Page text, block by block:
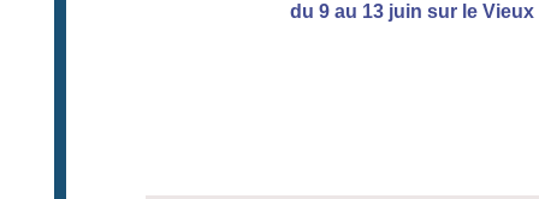
du 9 au 13 juin sur le